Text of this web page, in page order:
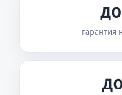
гарантия